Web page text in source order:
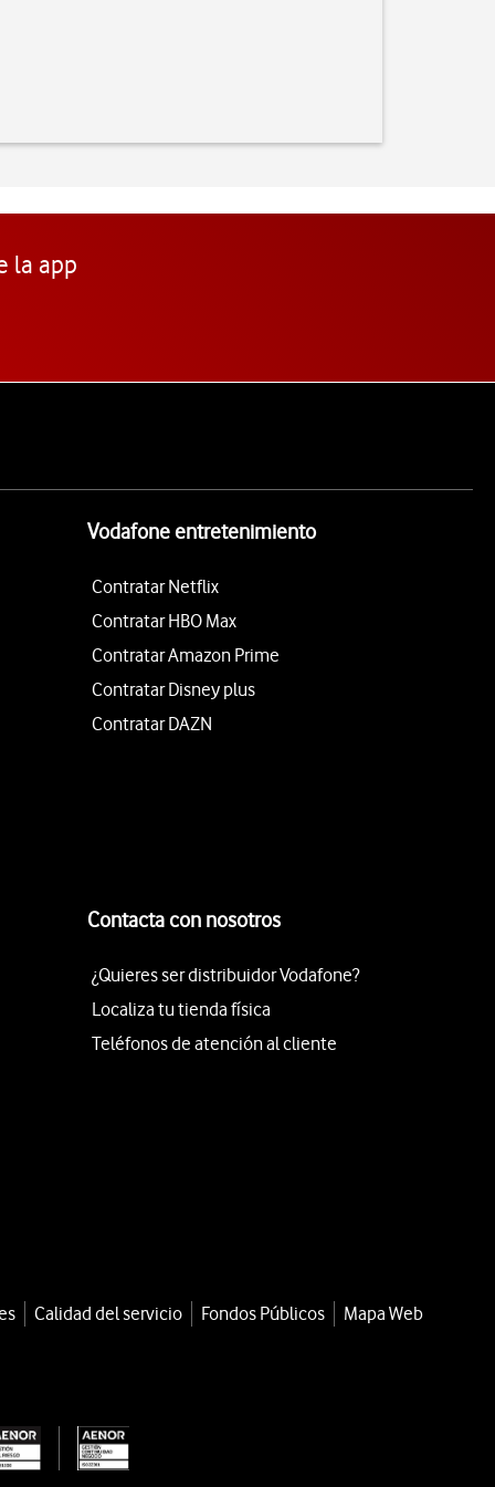
la app
Vodafone entretenimiento
Contratar Netflix
Contratar HBO Max
Contratar Amazon Prime
Contratar Disney plus
Contratar DAZN
Contacta con nosotros
¿Quieres ser distribuidor Vodafone?
Localiza tu tienda física
Teléfonos de atención al cliente
Calidad del servicio Fondos Públicos Mapa Web